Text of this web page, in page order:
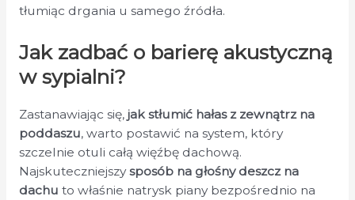
tłumiąc drgania u samego źródła.
Jak zadbać o barierę akustyczną
w sypialni?
Zastanawiając się, jak stłumić hałas z zewnątrz na
poddaszu, warto postawić na system, który
szczelnie otuli całą więźbę dachową.
Najskuteczniejszysposób na głośny deszcz na
dachu to właśnie natrysk piany bezpośrednio na